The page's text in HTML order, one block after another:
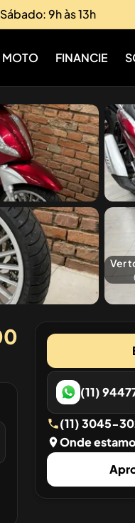
9h às 13h
MOTO FINANCIE
Ver
(11)
(11) 3045-
Onde